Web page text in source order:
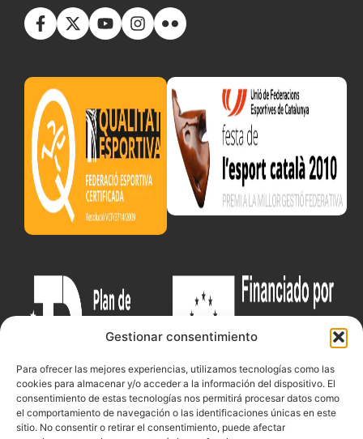
Gestionar consentimiento
Para ofrecer las mejores experiencias, utilizamos tecnologías como las
cookies para almacenar y/o acceder a la información del dispositivo. El
consentimiento de estas tecnologías nos permitirá procesar datos como
el comportamiento de navegación o las identificaciones únicas en este
sitio. No consentir o retirar el consentimiento, puede afectar